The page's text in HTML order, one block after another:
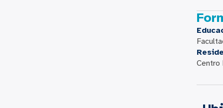
Centro